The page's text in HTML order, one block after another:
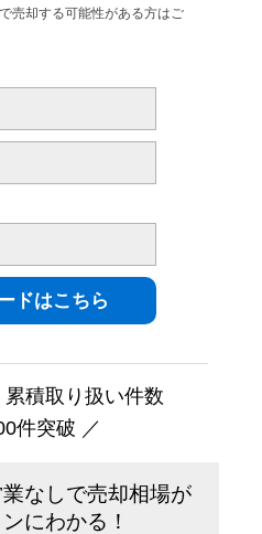
売却する可能性がある方はご
積取り扱い件数
件突破 ／
なしで売却相場が
にわかる！